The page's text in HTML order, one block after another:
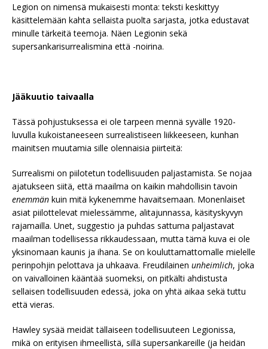
Legion on nimensä mukaisesti monta: teksti keskittyy
käsittelemään kahta sellaista puolta sarjasta, jotka edustavat
minulle tärkeitä teemoja. Näen Legionin sekä
supersankarisurrealismina että -noirina.
Jääkuutio taivaalla
Tässä pohjustuksessa ei ole tarpeen mennä syvälle 1920-
luvulla kukoistaneeseen surrealistiseen liikkeeseen, kunhan
mainitsen muutamia sille olennaisia piirteitä:
Surrealismi on piilotetun todellisuuden paljastamista. Se nojaa
ajatukseen siitä, että maailma on kaikin mahdollisin tavoin
enemmän kuin mitä kykenemme havaitsemaan. Monenlaiset
asiat piilottelevat mielessämme, alitajunnassa, käsityskyvyn
rajamailla. Unet, suggestio ja puhdas sattuma paljastavat
maailman todellisessa rikkaudessaan, mutta tämä kuva ei ole
yksinomaan kaunis ja ihana. Se on kouluttamattomalle mielelle
perinpohjin pelottava ja uhkaava. Freudilainen unheimlich, joka
on vaivalloinen kääntää suomeksi, on pitkälti ahdistusta
sellaisen todellisuuden edessä, joka on yhtä aikaa sekä tuttu
että vieras.
Hawley sysää meidät tällaiseen todellisuuteen Legionissa,
mikä on erityisen ihmeellistä, sillä supersankareille (ja heidän